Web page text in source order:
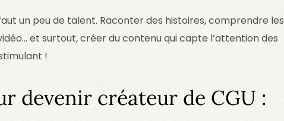
un peu de talent. Raconter des histoires, comprendre les
et surtout, créer du contenu qui capte l’attention des
!
devenir créateur de CGU :